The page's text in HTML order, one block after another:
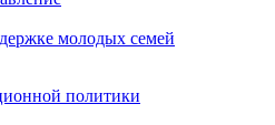
молодых семей
политики